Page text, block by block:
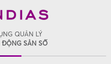
QUẢN LÝ
ĐỘNG SẢN SỐ